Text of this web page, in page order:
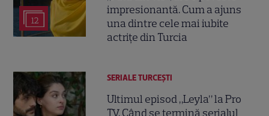
12
impresionantă. Cum a ajuns
una dintre cele mai iubite
actrițe din Turcia
SERIALE TURCEŞTI
Ultimul episod „Leyla” la Pro
TV. Când se termină serialul